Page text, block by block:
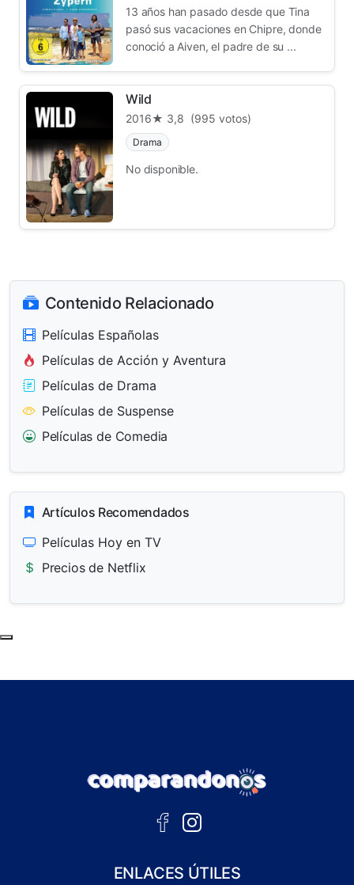
13 años han pasado desde que Tina
pasó sus vacaciones en Chipre, donde
conoció a Aiven, el padre de su ...
Wild
2016★ 3,8 (995 votos)
Drama
No disponible.
Contenido Relacionado
Películas Españolas
Películas de Acción y Aventura
Películas de Drama
Películas de Suspense
Películas de Comedia
Artículos Recomendados
Películas Hoy en TV
Precios de Netflix
ENLACES ÚTILES